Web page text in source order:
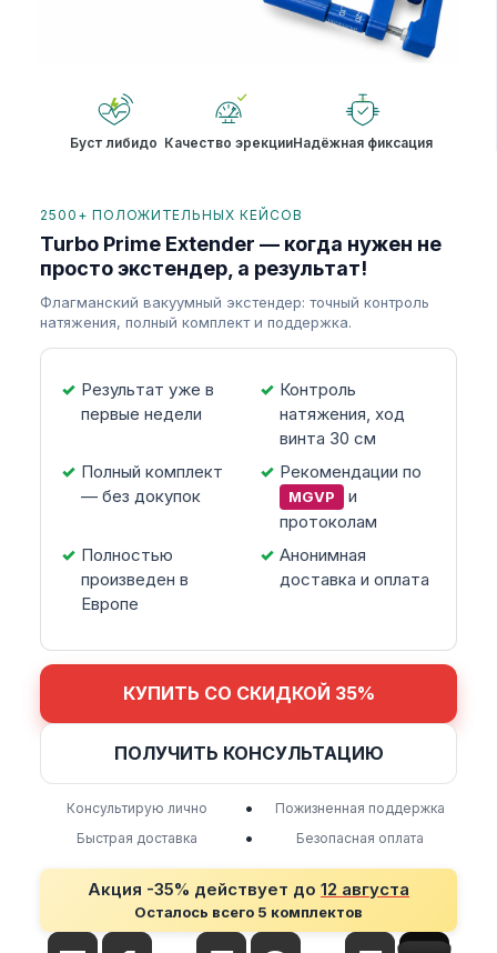
Буст либидо Качество эрекцииНадёжная фиксация
2500+ ПОЛОЖИТЕЛЬНЫХ КЕЙСОВ
Turbo Prime Extender — когда нужен не
просто экстендер, а результат!
Флагманский вакуумный экстендер: точный контроль
натяжения, полный комплект и поддержка.
Результат уже в
первые недели
Контроль
натяжения, ход
винта 30 см
Полный комплект
— без докупок
Рекомендации по
MGVP
и
протоколам
Полностью
произведен в
Европе
Анонимная
доставка и оплата
КУПИТЬ СО СКИДКОЙ 35%
ПОЛУЧИТЬ КОНСУЛЬТАЦИЮ
Консультирую лично •
Пожизненная поддержка
Быстрая доставка
• Безопасная оплата
Акция -35% действует до 12 августа
Осталось всего 5 комплектов